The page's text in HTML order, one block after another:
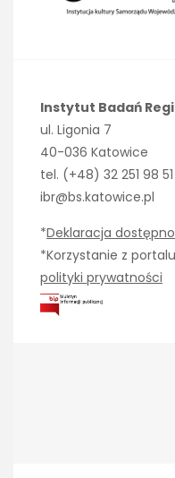
Instytut Badań
ul. Ligonia 7
40-036 Katowice
tel. (+48) 32 251 98
ibr@bs.katowice.pl
*Deklaracja
*Korzystanie z
polityki prywatności